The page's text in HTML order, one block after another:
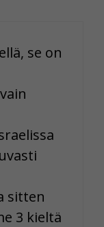
se on
sitten
3 kieltä